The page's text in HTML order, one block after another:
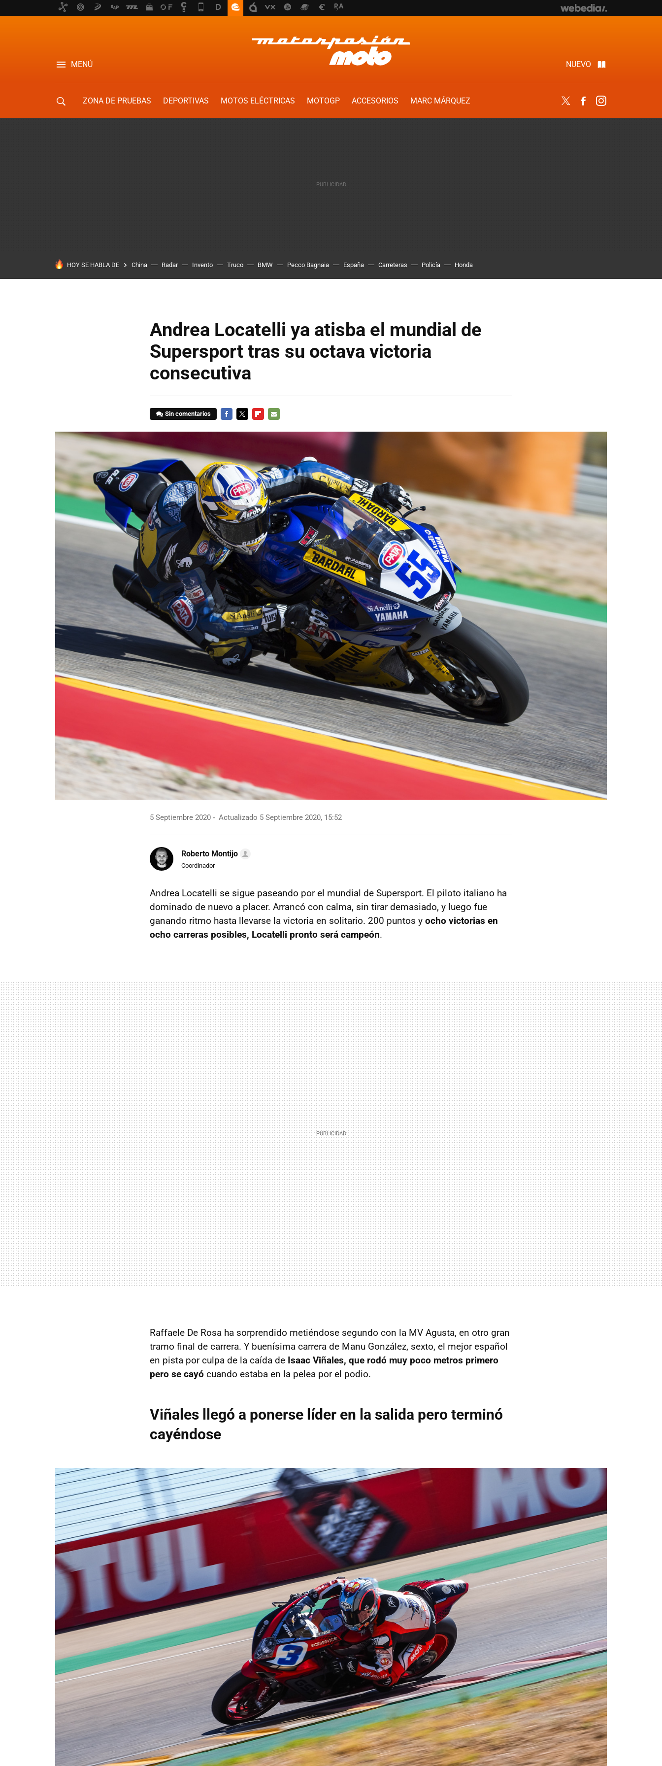
MENÚ NUEVO
ZONA DE PRUEBAS DEPORTIVAS MOTOS ELÉCTRICAS MOTOGP ACCESORIOS
MARC MÁRQUEZ
Twitter Facebook
HOY SE HABLA DE China Radar Invento Truco BMW Pecco Bagnaia España Carreteras Policía Honda
Andrea Locatelli ya atisba el mundial de
Supersport tras su octava victoria
consecutiva
Sin comentarios
MAIL
5 Septiembre 2020 Actualizado 5 Septiembre 2020, 15:52
Roberto Montijo
Coordinador
Andrea Locatelli se sigue paseando por el mundial de Supersport. El piloto italiano ha
dominado de nuevo a placer. Arrancó con calma, sin tirar demasiado, y luego fue
ganando ritmo hasta llevarse la victoria en solitario. 200 puntos y ocho victorias en
ocho carreras posibles, Locatelli pronto será campeón.
Raffaele De Rosa ha sorprendido metiéndose segundo con la MV Agusta, en otro gran
tramo final de carrera. Y buenísima carrera de Manu González, sexto, el mejor español
en pista por culpa de la caída de Isaac Viñales, que rodó muy poco metros primero
pero se cayó cuando estaba en la pelea por el podio.
Viñales llegó a ponerse líder en la salida pero terminó
cayéndose